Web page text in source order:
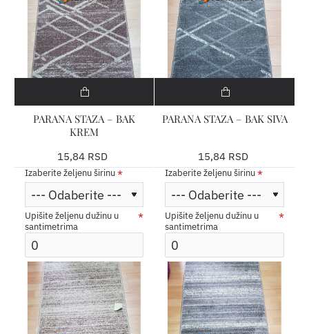
PARANA STAZA – BAK
KREM
15,84 RSD
Izaberite željenu širinu
Upišite željenu dužinu u
santimetrima
PARANA STAZA – BAK SIVA
15,84 RSD
Izaberite željenu širinu
Upišite željenu dužinu u
santimetrima